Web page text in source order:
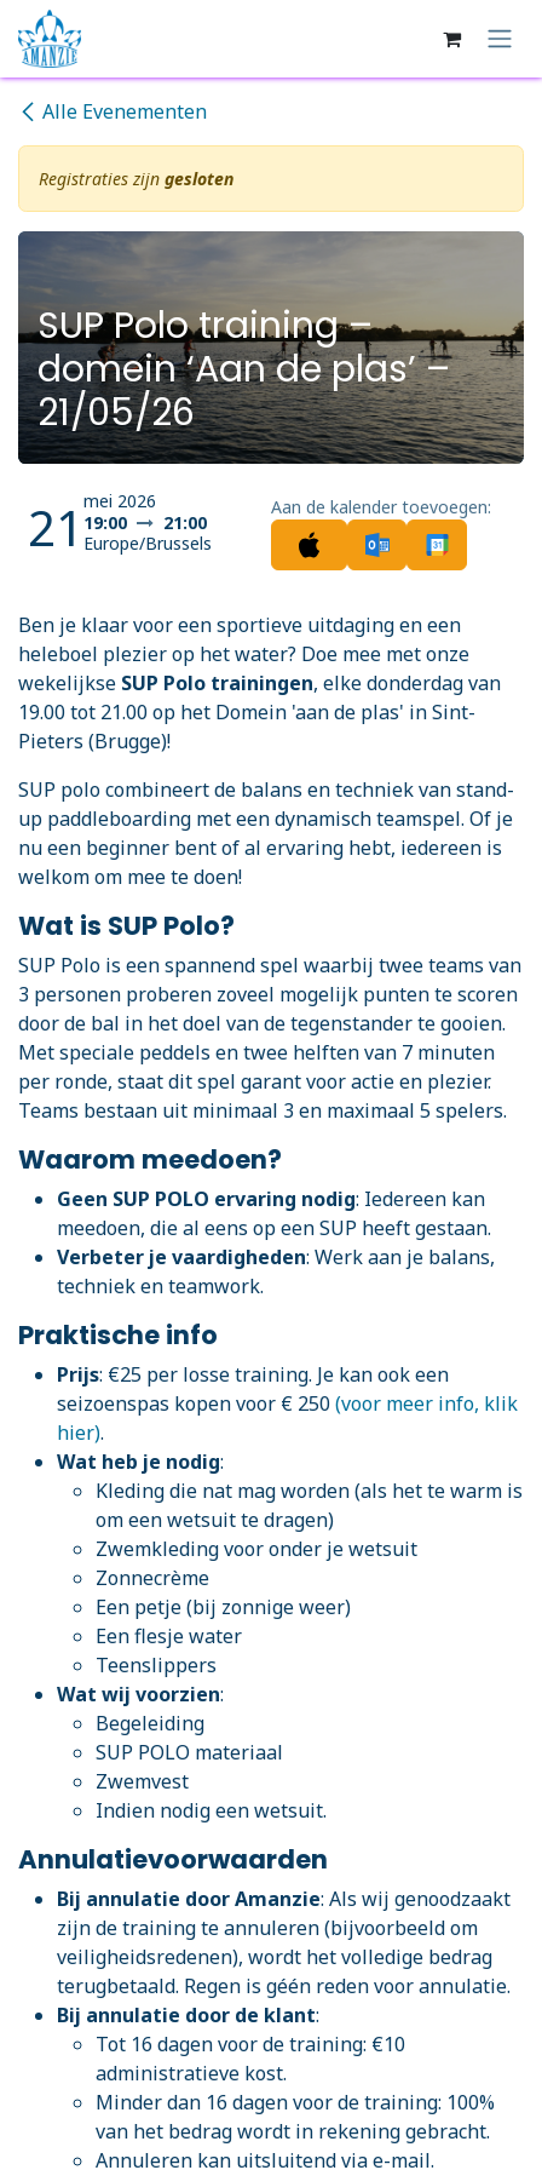
Overslaan naar inhoud
Alle Evenementen
Registraties zijn gesloten
SUP Polo training –
domein ‘Aan de plas’ –
21/05/26
21 mei 2026
19:00
21:00
Europe/Brussels
Aan de kalender toevoegen:
Ben je klaar voor een sportieve uitdaging en een
heleboel plezier op het water? Doe mee met onze
wekelijkse SUP Polo trainingen, elke donderdag van
19.00 tot 21.00 op het Domein 'aan de plas' in Sint-
Pieters (Brugge)!
SUP polo combineert de balans en techniek van stand-
up paddleboarding met een dynamisch teamspel. Of je
nu een beginner bent of al ervaring hebt, iedereen is
welkom om mee te doen!
Wat is SUP Polo?
SUP Polo is een spannend spel waarbij twee teams van
3 personen proberen zoveel mogelijk punten te scoren
door de bal in het doel van de tegenstander te gooien.
Met speciale peddels en twee helften van 7 minuten
per ronde, staat dit spel garant voor actie en plezier.
Teams bestaan uit minimaal 3 en maximaal 5 spelers.
Waarom meedoen?
Geen SUP POLO ervaring nodig: Iedereen kan
meedoen, die al eens op een SUP heeft gestaan.
Verbeter je vaardigheden: Werk aan je balans,
techniek en teamwork.
Praktische info
Prijs: €25 per losse training. Je kan ook een
seizoenspas kopen voor € 250(voor meer info, klik
hier).
Wat heb je nodig:
Kleding die nat mag worden (als het te warm is
om een wetsuit te dragen)
Zwemkleding voor onder je wetsuit
Zonnecrème
Een petje (bij zonnige weer)
Een flesje water
Teenslippers
Wat wij voorzien:
Begeleiding
SUP POLO materiaal
Zwemvest
Indien nodig een wetsuit.
Annulatievoorwaarden
Bij annulatie door Amanzie: Als wij genoodzaakt
zijn de training te annuleren (bijvoorbeeld om
veiligheidsredenen), wordt het volledige bedrag
terugbetaald. Regen is géén reden voor annulatie.
Bij annulatie door de klant:
Tot 16 dagen voor de training: €10
administratieve kost.
Minder dan 16 dagen voor de training: 100%
van het bedrag wordt in rekening gebracht.
Annuleren kan uitsluitend via e-mail.